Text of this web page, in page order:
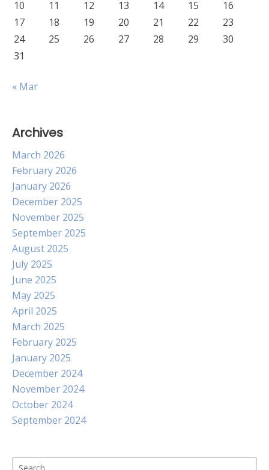
10
11 12 13 14 15
16
17
18 19 20 21 22
23
24
25 26 27 28 29
30
31
« Mar
Archives
March 2026
February 2026
January 2026
December 2025
November 2025
September 2025
August 2025
July 2025
June 2025
May 2025
April 2025
March 2025
February 2025
January 2025
December 2024
November 2024
October 2024
September 2024
Search